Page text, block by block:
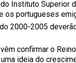
Instituto Superior
os portugueses
2000-2005
confirmar o
ideia do